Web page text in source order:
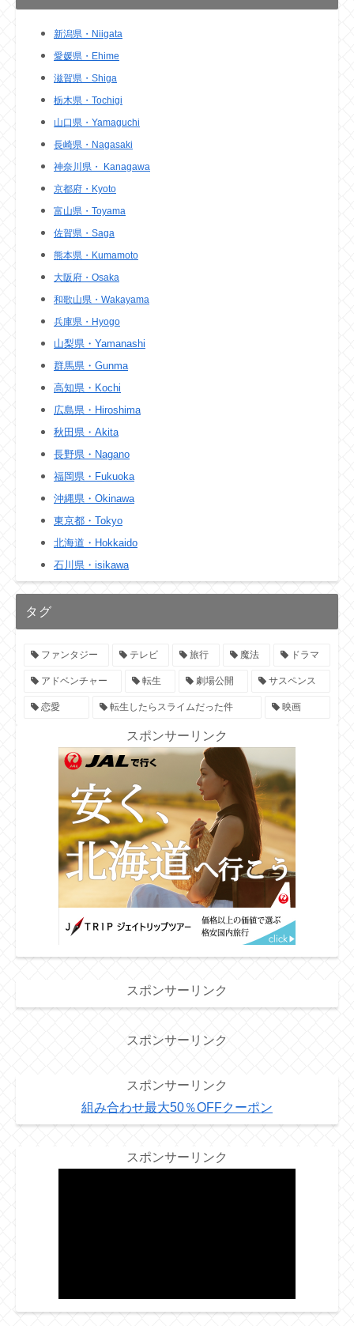
新潟県・Niigata
愛媛県・Ehime
滋賀県・Shiga
栃木県・Tochigi
山口県・Yamaguchi
長崎県・Nagasaki
神奈川県・ Kanagawa
京都府・Kyoto
富山県・Toyama
佐賀県・Saga
熊本県・Kumamoto
大阪府・Osaka
和歌山県・Wakayama
兵庫県・Hyogo
山梨県・Yamanashi
群馬県・Gunma
高知県・Kochi
広島県・Hiroshima
秋田県・Akita
長野県・Nagano
福岡県・Fukuoka
沖縄県・Okinawa
東京都・Tokyo
北海道・Hokkaido
石川県・isikawa
タグ
ファンタジー テレビ 旅行 魔法 ドラマ
アドベンチャー 転生 劇場公開 サスペンス
恋愛 転生したらスライムだった件 映画
スポンサーリンク
スポンサーリンク
スポンサーリンク
スポンサーリンク
組み合わせ最大50％OFFクーポン
スポンサーリンク